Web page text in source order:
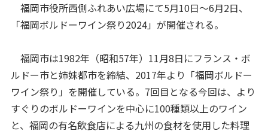
福岡市役所西側ふれあい広場にて5月10日～6月2日、
「福岡ボルドーワイン祭り2024」が開催される。
福岡市は1982年（昭和57年）11月8日にフランス・ボ
ルドー市と姉妹都市を締結、2017年より「福岡ボルドー
ワイン祭り」を開催している。7回目となる今回は、より
すぐりのボルドーワインを中心に100種類以上のワイン
と、福岡の有名飲食店による九州の食材を使用した料理